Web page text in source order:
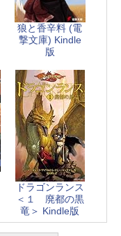
狼と香辛料 (電
撃文庫) Kindle
版
ドラゴンランス
＜１ 廃都の黒
竜＞ Kindle版